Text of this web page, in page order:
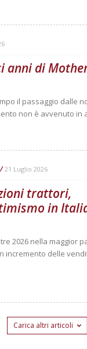
anni di
il passaggio dalle
non è avvenuto in
21 Luglio 2026
trattori,
in
2026 nella maggior
incremento delle
Carica altri articoli